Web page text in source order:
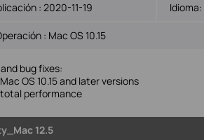
: 2020-11-19 Idioma:
: Mac OS 10.15
bug fixes:
OS 10.15 and later versions
performance
12.5